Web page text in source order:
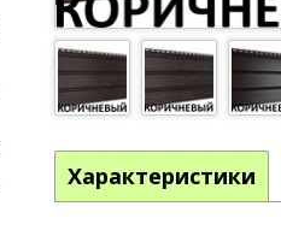
Характеристики